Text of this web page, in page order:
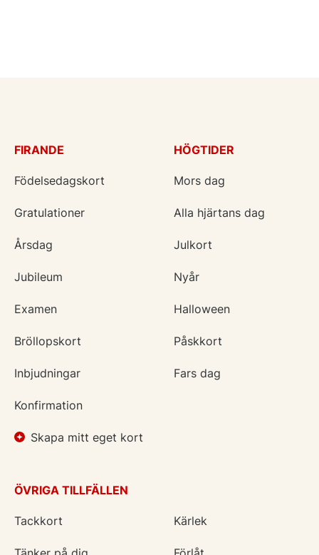
FIRANDE
Födelsedagskort
Gratulationer
Årsdag
Jubileum
Examen
Bröllopskort
Inbjudningar
Konfirmation
Skapa mitt eget kort
HÖGTIDER
Mors dag
Alla hjärtans dag
Julkort
Nyår
Halloween
Påskkort
Fars dag
ÖVRIGA TILLFÄLLEN
Tackkort Kärlek